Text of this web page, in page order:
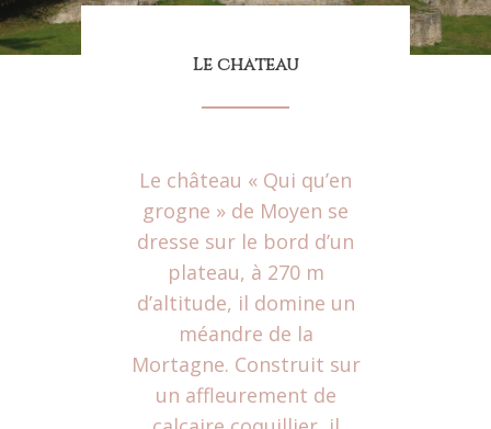
Le château
Le château « Qui qu’en
grogne » de Moyen se
dresse sur le bord d’un
plateau, à 270 m
d’altitude, il domine un
méandre de la
Mortagne. Construit sur
un affleurement de